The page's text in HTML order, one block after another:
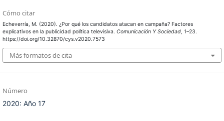
Cómo citar
Echeverría, M. (2020). ¿Por qué los candidatos atacan en campaña? Factores
explicativos en la publicidad política televisiva. Comunicación Y Sociedad, 1–23.
https://doi.org/10.32870/cys.v2020.7573
Más formatos de cita
Número
2020: Año 17